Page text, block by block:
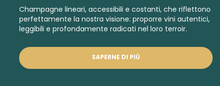
Champagne lineari, accessibili e costanti, che riflettono
perfettamente la nostra visione: proporre vini autentici,
leggibili e profondamente radicati nel loro terroir.
SAPERNE DI PIÙ